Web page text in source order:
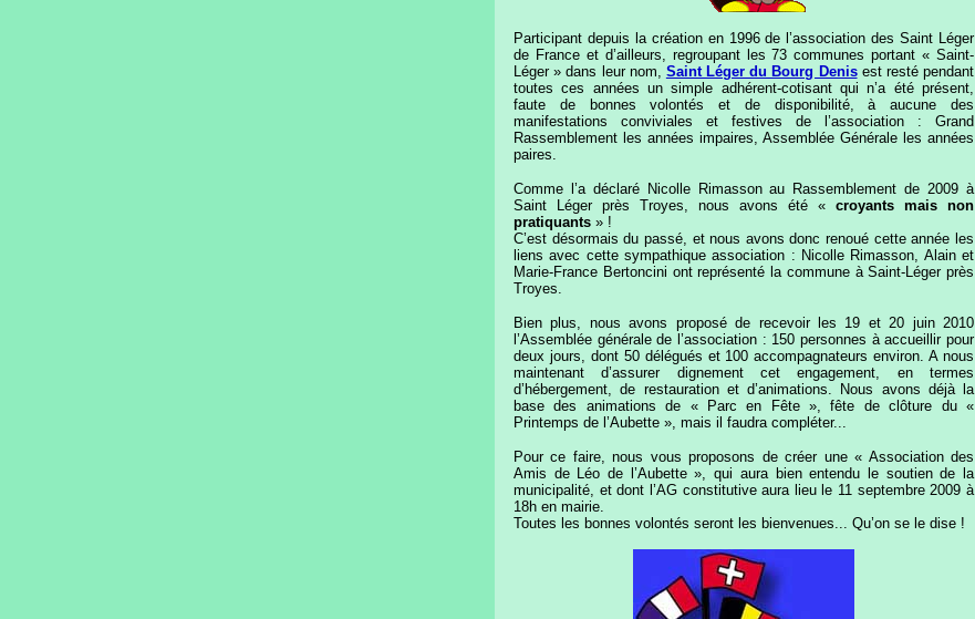
Participant depuis la création en 1996 de l’association des Saint Léger
de France et d’ailleurs, regroupant les 73 communes portant « Saint-
Léger » dans leur nom, Saint Léger du Bourg Denisest resté pendant
toutes ces années un simple adhérent-cotisant qui n’a été présent,
faute de bonnes volontés et de disponibilité, à aucune des
manifestations conviviales et festives de l’association : Grand
Rassemblement les années impaires, Assemblée Générale les années
paires.
Comme l’a déclaré Nicolle Rimasson au Rassemblement de 2009 à
Saint Léger près Troyes, nous avons été « croyants mais non
pratiquants » !
C’est désormais du passé, et nous avons donc renoué cette année les
liens avec cette sympathique association : Nicolle Rimasson, Alain et
Marie-France Bertoncini ont représenté la commune à Saint-Léger près
Troyes.
Bien plus, nous avons proposé de recevoir les 19 et 20 juin 2010
l’Assemblée générale de l’association : 150 personnes à accueillir pour
deux jours, dont 50 délégués et 100 accompagnateurs environ. A nous
maintenant d’assurer dignement cet engagement, en termes
d’hébergement, de restauration et d’animations. Nous avons déjà la
base des animations de « Parc en Fête », fête de clôture du «
Printemps de l’Aubette », mais il faudra compléter...
Pour ce faire, nous vous proposons de créer une « Association des
Amis de Léo de l’Aubette », qui aura bien entendu le soutien de la
municipalité, et dont l’AG constitutive aura lieu le 11 septembre 2009 à
18h en mairie.
Toutes les bonnes volontés seront les bienvenues... Qu’on se le dise !